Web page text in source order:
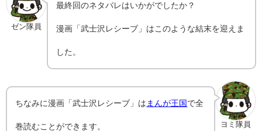
ゼン隊員
最終回のネタバレはいかがでしたか？
漫画「武士沢レシーブ」はこのような結末を迎えま
した。
ヨミ隊員
ちなみに漫画「武士沢レシーブ」は まんが王国 で全
巻読むことができます。